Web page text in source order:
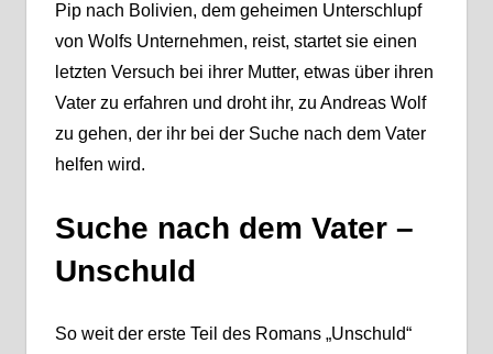
Pip nach Bolivien, dem geheimen Unterschlupf
von Wolfs Unternehmen, reist, startet sie einen
letzten Versuch bei ihrer Mutter, etwas über ihren
Vater zu erfahren und droht ihr, zu Andreas Wolf
zu gehen, der ihr bei der Suche nach dem Vater
helfen wird.
Suche nach dem Vater –
Unschuld
So weit der erste Teil des Romans „Unschuld“